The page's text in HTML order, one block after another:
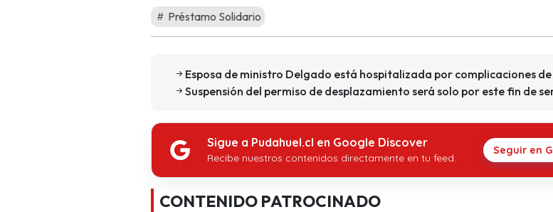
Préstamo Solidario
Esposa de ministro Delgado está hospitalizada por complicaciones de
Suspensión del permiso de desplazamiento será solo por este fin de
Sigue a Pudahuel.cl en Google Discover
Recibe nuestros contenidos directamente en tu feed.
Seguir en
CONTENIDO PATROCINADO